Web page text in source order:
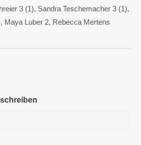
3 (1), Sandra Teschemacher 3 (1),
Maya Luber 2, Rebecca Mertens